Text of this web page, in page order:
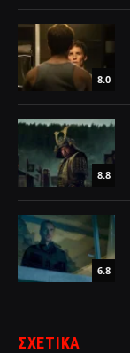
8.0
8.8
6.8
ΣΧΕΤΙΚΑ